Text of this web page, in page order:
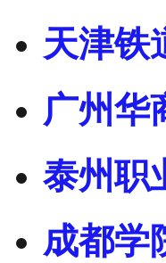
天津铁
广州华
泰州职
成都学